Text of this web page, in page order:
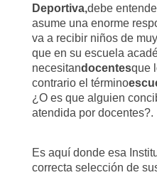
Deportiva,debe
asume una enorme
va a recibir niños de
que en su escuela
necesitandocentesque
contrario el término
¿O es que alguien
atendida por docentes?.
Es aquí donde esa
correcta selección de